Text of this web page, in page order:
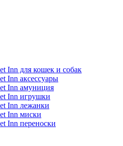
Inn для кошек и собак
Inn аксессуары
Inn амуниция
Inn игрушки
Inn лежанки
Inn миски
Inn переноски